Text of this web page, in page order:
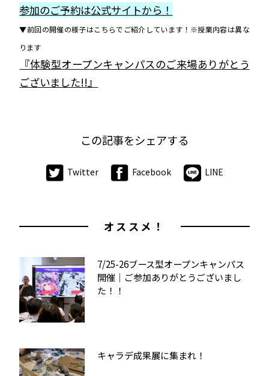
参加のご予約は公式サイトから！
▼前回の開催の様子はこちらでご紹介しています！※授業内容は異な
ります
『体験型オープンキャンパスのご来場ありがとう
ございました!!』
この記事をシェアする
Twitter Facebook LINE
オススメ！
7/25-26ブース型オープンキャンパス
開催｜ご参加ありがとうございまし
た！！
キャラデ成果展に集まれ！